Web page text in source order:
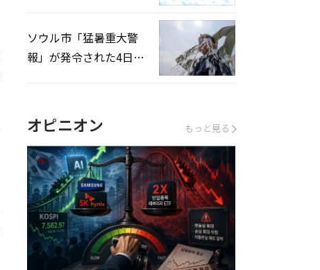
ソウル市「猛暑重大警
報」が発令された4日、
オピニオン もっと見る